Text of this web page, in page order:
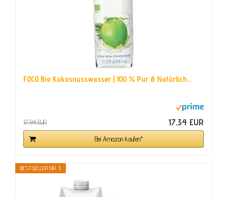
FOCO Bio Kokosnusswasser | 100 % Pur & Natürlich...
17,94 EUR 17,34 EUR
Bei Amazon kaufen*
BESTSELLER NR. 3